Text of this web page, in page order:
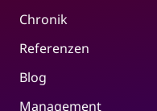
Chronik
Referenzen
Blog
Management